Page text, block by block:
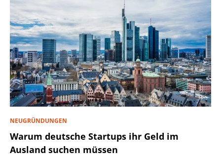
NEUGRÜNDUNGEN
Warum deutsche Startups ihr Geld im
Ausland suchen müssen